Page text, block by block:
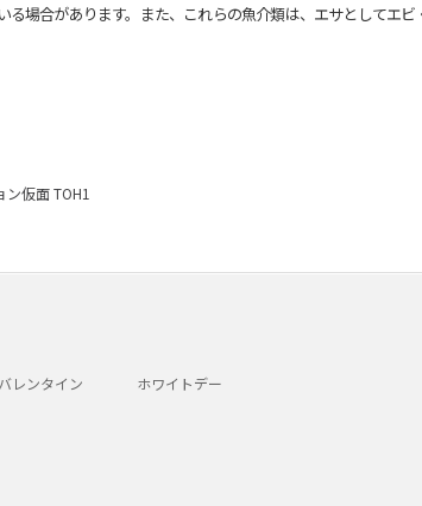
合があります。また、これらの魚介類は、エサとしてエビ
仮面 TOH1
バレンタイン ホワイトデー